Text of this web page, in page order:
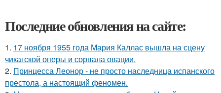
Последние обновления на сайте:
1. 17 ноября 1955 года Мария Каллас вышла на сцену
чикагской оперы и сорвала овации.
2. Принцесса Леонор - не просто наследница испанского
престола, а настоящий феномен.